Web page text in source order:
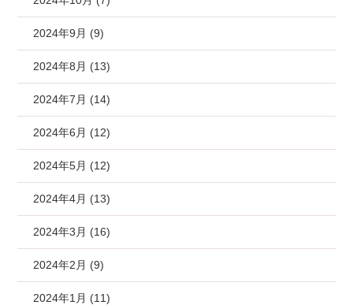
2024年9月 (9)
2024年8月 (13)
2024年7月 (14)
2024年6月 (12)
2024年5月 (12)
2024年4月 (13)
2024年3月 (16)
2024年2月 (9)
2024年1月 (11)